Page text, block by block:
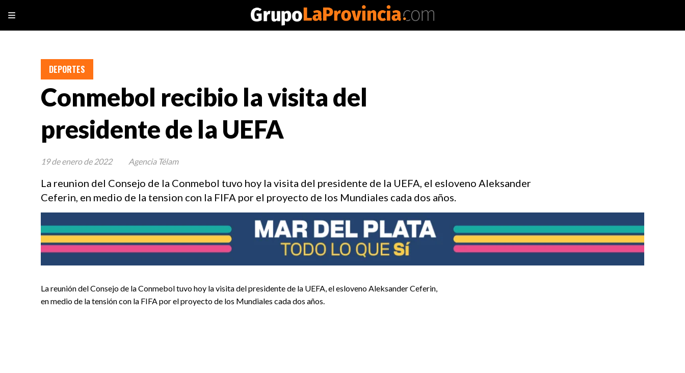
Conmebol recibio la visita del
presidente de la UEFA
La reunion del Consejo de la Conmebol tuvo hoy la visita del presidente de la UEFA, el esloveno Aleksander
Ceferin, en medio de la tension con la FIFA por el proyecto de los Mundiales cada dos años.
DEPORTES
19 de enero de 2022 Agencia Télam
La reunión del Consejo de la Conmebol tuvo hoy la visita del presidente de la UEFA, el esloveno Aleksander Ceferin,
en medio de la tensión con la FIFA por el proyecto de los Mundiales cada dos años.